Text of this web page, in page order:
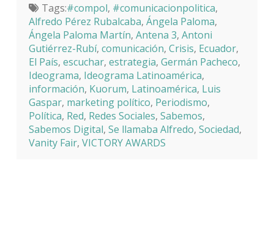
Tags:#compol, #comunicacionpolitica,
Alfredo Pérez Rubalcaba, Ángela Paloma,
Ángela Paloma Martín, Antena 3, Antoni
Gutiérrez-Rubí, comunicación, Crisis, Ecuador,
El País, escuchar, estrategia, Germán Pacheco,
Ideograma, Ideograma Latinoamérica,
información, Kuorum, Latinoamérica, Luis
Gaspar, marketing político, Periodismo,
Política, Red, Redes Sociales, Sabemos,
Sabemos Digital, Se llamaba Alfredo, Sociedad,
Vanity Fair, VICTORY AWARDS